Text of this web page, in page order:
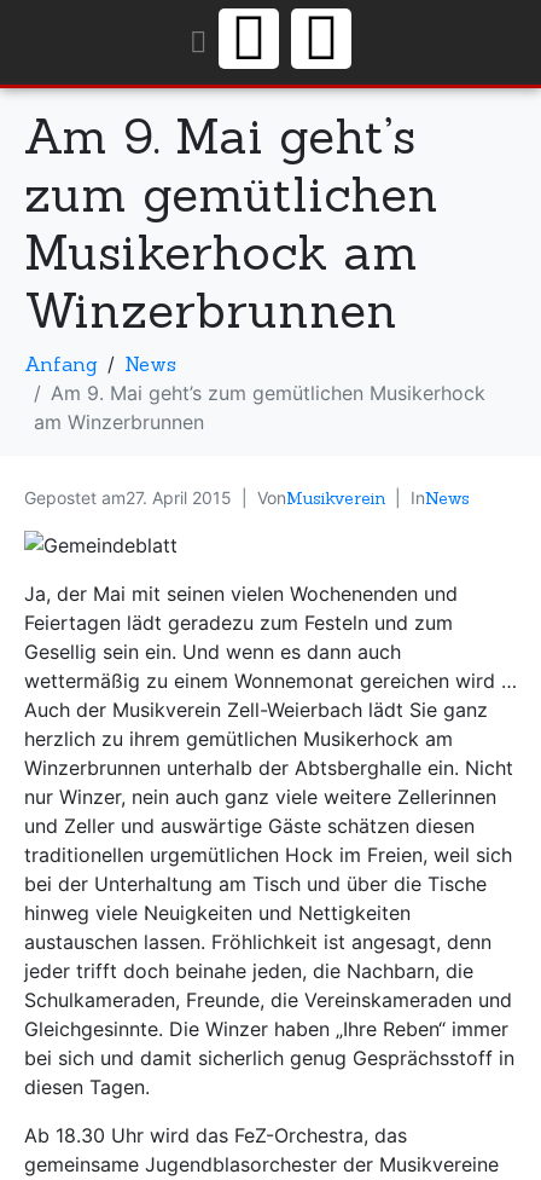
Am 9. Mai geht’s
zum gemütlichen
Musikerhock am
Winzerbrunnen
Anfang
News
Am 9. Mai geht’s zum gemütlichen Musikerhock
am Winzerbrunnen
Gepostet am27. April 2015 VonMusikverein InNews
Ja, der Mai mit seinen vielen Wochenenden und
Feiertagen lädt geradezu zum Festeln und zum
Gesellig sein ein. Und wenn es dann auch
wettermäßig zu einem Wonnemonat gereichen wird …
Auch der Musikverein Zell-Weierbach lädt Sie ganz
herzlich zu ihrem gemütlichen Musikerhock am
Winzerbrunnen unterhalb der Abtsberghalle ein. Nicht
nur Winzer, nein auch ganz viele weitere Zellerinnen
und Zeller und auswärtige Gäste schätzen diesen
traditionellen urgemütlichen Hock im Freien, weil sich
bei der Unterhaltung am Tisch und über die Tische
hinweg viele Neuigkeiten und Nettigkeiten
austauschen lassen. Fröhlichkeit ist angesagt, denn
jeder trifft doch beinahe jeden, die Nachbarn, die
Schulkameraden, Freunde, die Vereinskameraden und
Gleichgesinnte. Die Winzer haben „Ihre Reben“ immer
bei sich und damit sicherlich genug Gesprächsstoff in
diesen Tagen.
Ab 18.30 Uhr wird das FeZ-Orchestra, das
gemeinsame Jugendblasorchester der Musikvereine